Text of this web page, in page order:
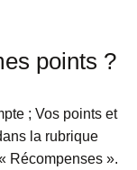
points ?
; Vos points et
la rubrique
Récompenses ».